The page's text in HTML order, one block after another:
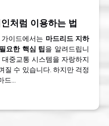
처럼 이용하는 법
이드에서는 마드리드 지하
요한 핵심 팁을 알려드립니
중교통 시스템을 자랑하지
질 수 있습니다. 하지만 걱정
드…